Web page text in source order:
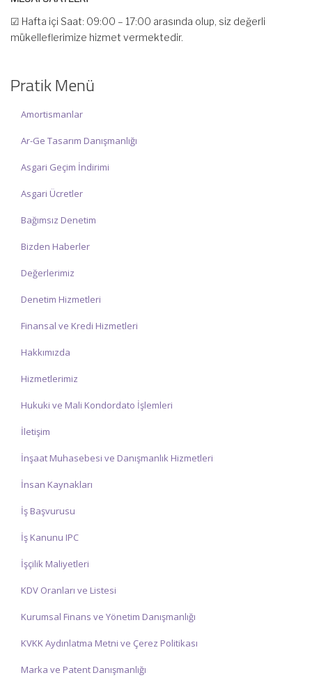
☑ Hafta içi Saat: 09:00 – 17:00 arasında olup, siz değerli
mükelleflerimize hizmet vermektedir.
İlgi ve anlayışınız için İNCİ MUHASEBE MÜŞAVİRLİK Ailesi olarak
teşekkür ederiz.
Pratik Menü
Amortismanlar
Ar-Ge Tasarım Danışmanlığı
Asgari Geçim İndirimi
Asgari Ücretler
Bağımsız Denetim
Bizden Haberler
Değerlerimiz
Denetim Hizmetleri
Finansal ve Kredi Hizmetleri
Hakkımızda
Hizmetlerimiz
Hukuki ve Mali Kondordato İşlemleri
İletişim
İnşaat Muhasebesi ve Danışmanlık Hizmetleri
İnsan Kaynakları
İş Başvurusu
İş Kanunu IPC
İşçilik Maliyetleri
KDV Oranları ve Listesi
Kurumsal Finans ve Yönetim Danışmanlığı
KVKK Aydınlatma Metni ve Çerez Politikası
Marka ve Patent Danışmanlığı